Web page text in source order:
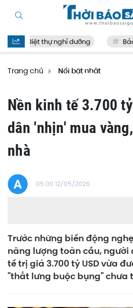
Biệt thự nghỉ dưỡng Bảo
Trang chủ Nổi bật nhất
Nền kinh tế 3.700
dân 'nhịn' mua
nhà
05:00 12/05/2026
Trước những biến động
năng lượng toàn cầu, người
tế trị giá 3.700 tỷ USD vừa
"thắt lưng buộc bụng" chưa